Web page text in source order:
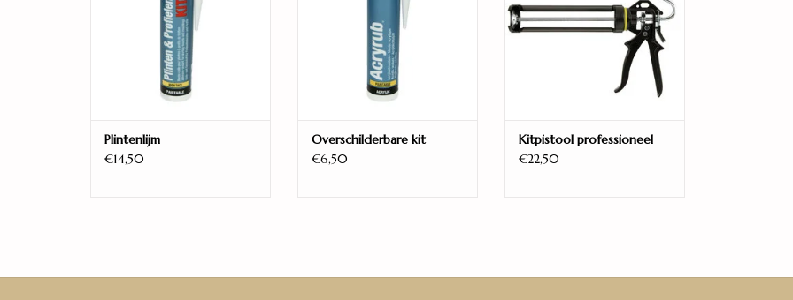
Budgetline
Budget Line plinten zijn scherp geprijsde MDF
Plintenlijm
€14,50
Overschilderbare kit
€6,50
Kitpistool professioneel
€22,50